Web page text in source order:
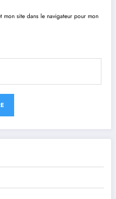
mon site dans le navigateur pour mon